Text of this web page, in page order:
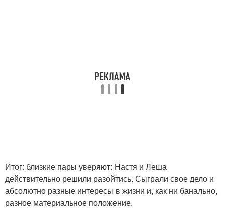
Итог: близкие пары уверяют: Настя и Леша
действительно решили разойтись. Сыграли свое дело и
абсолютно разные интересы в жизни и, как ни банально,
разное материальное положение.